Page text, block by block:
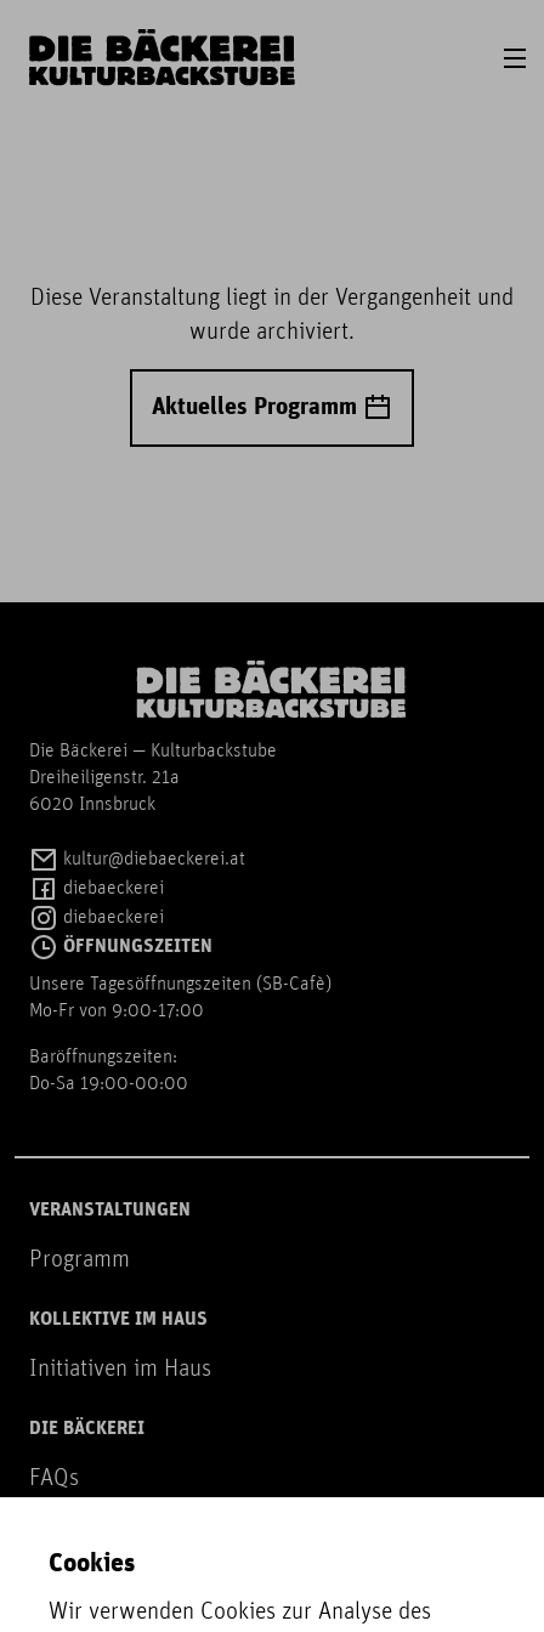
Diese Veranstaltung liegt in der Vergangenheit und
wurde archiviert.
Aktuelles Programm
Die Bäckerei — Kulturbackstube
Dreiheiligenstr. 21a
6020 Innsbruck
kultur@diebaeckerei.at
diebaeckerei
diebaeckerei
ÖFFNUNGSZEITEN
Unsere Tagesöffnungszeiten (SB-Cafè)
Mo-Fr von 9:00-17:00
Baröffnungszeiten:
Do-Sa 19:00-00:00
VERANSTALTUNGEN
Programm
KOLLEKTIVE IM HAUS
Initiativen im Haus
DIE BÄCKEREI
FAQs
NEWSLETTER
Zur Newsletter Anmeldung
Cookies
Wir verwenden Cookies zur Analyse des